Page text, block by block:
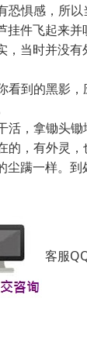
恐惧感，所以
挂件飞起来
，当时并没
看到的黑影
活，拿锄头锄
的，有外灵
尘蹒一样。
客服